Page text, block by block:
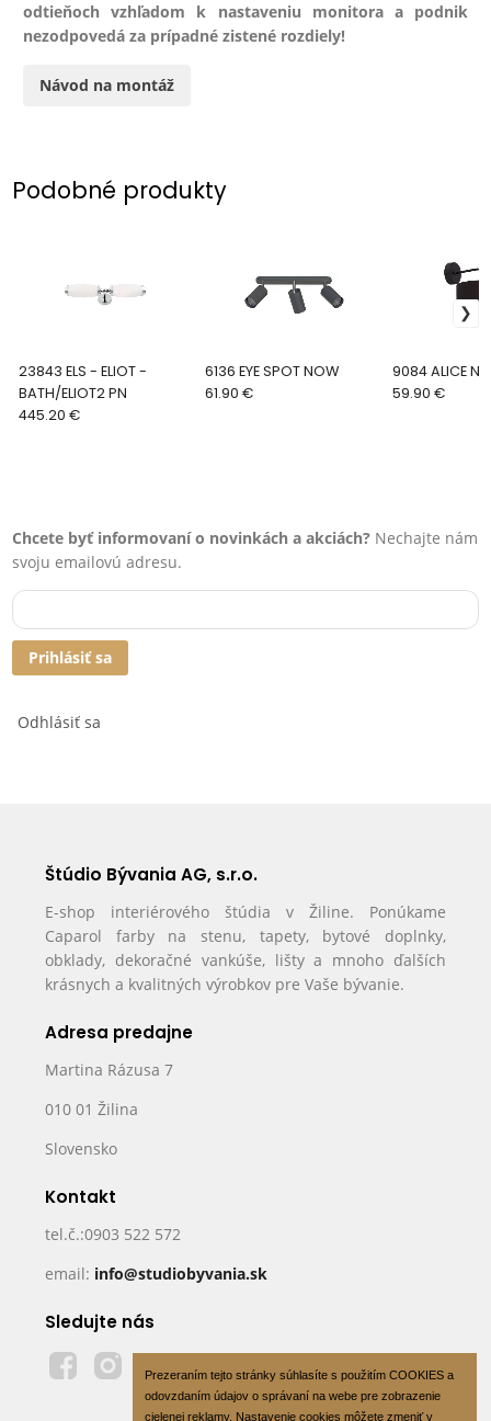
Prezeraním tejto stránky súhlasíte s použitím COOKIES a
odovzdaním údajov o správaní na webe pre zobrazenie
cielenej reklamy. Nastavenie cookies môžete zmeniť v
odtieňoch vzhľadom k nastaveniu monitora a podnik
nezodpovedá za prípadné zistené rozdiely!
Návod na montáž
Podobné produkty
23843 ELS - ELIOT -
BATH/ELIOT2 PN
445.20 €
6136 EYE SPOT NOW
61.90 €
9084 ALICE
59.90 €
Chcete byť informovaní o novinkách a akciách? Nechajte nám
svoju emailovú adresu.
Prihlásiť sa
Odhlásiť sa
Štúdio Bývania AG, s.r.o.
E-shop interiérového štúdia v Žiline. Ponúkame
Caparol farby na stenu, tapety, bytové doplnky,
obklady, dekoračné vankúše, lišty a mnoho ďalších
krásnych a kvalitných výrobkov pre Vaše bývanie.
Adresa predajne
Martina Rázusa 7
010 01 Žilina
Slovensko
Kontakt
tel.č.:0903 522 572
email: info@studiobyvania.sk
Sledujte nás